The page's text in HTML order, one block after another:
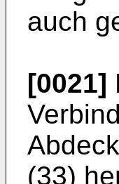
auch
[0021]
(33)